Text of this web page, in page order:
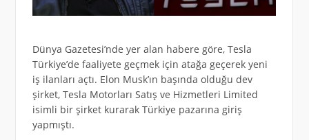
Dünya Gazetesi’nde yer alan habere göre, Tesla
Türkiye’de faaliyete geçmek için atağa geçerek yeni
iş ilanları açtı. Elon Musk’ın başında olduğu dev
şirket, Tesla Motorları Satış ve Hizmetleri Limited
isimli bir şirket kurarak Türkiye pazarına giriş
yapmıştı.